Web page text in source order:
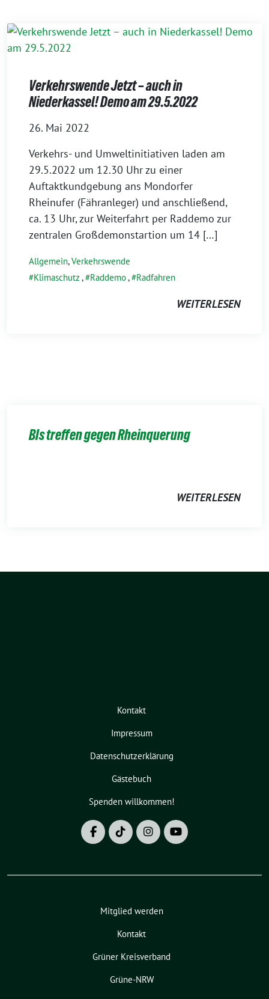
Verkehrswende Jetzt – auch in
Niederkassel! Demo am 29.5.2022
26. Mai 2022
Verkehrs- und Umweltinitiativen laden am
29.5.2022 um 12.30 Uhr zu einer
Auftaktkundgebung ans Mondorfer
Rheinufer (Fähranleger) und anschließend,
ca. 13 Uhr, zur Weiterfahrt per Raddemo zur
zentralen Großdemonstartion um 14 […]
Allgemein,Verkehrswende
Klimaschutz , Raddemo, Radfahren
WEITERLESEN
BIs treffen gegen Rheinquerung
WEITERLESEN
Kontakt
Impressum
Datenschutzerklärung
Gästebuch
Spenden willkommen!
Mitglied werden
Kontakt
Grüner Kreisverband
Grüne-NRW